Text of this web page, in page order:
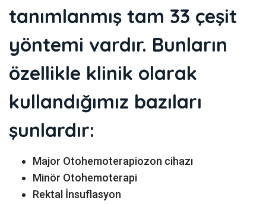
tanımlanmış tam 33 çeşit
yöntemi vardır. Bunların
özellikle klinik olarak
kullandığımız bazıları
şunlardır:
Major Otohemoterapiozon cihazı
Minör Otohemoterapi
Rektal İnsuflasyon